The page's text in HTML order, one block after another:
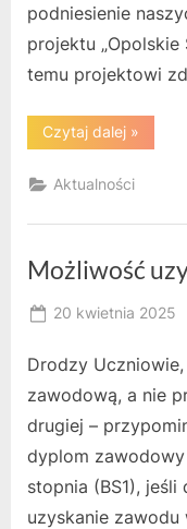
podniesienie
projektu
temu projektowi
Czytaj dalej“Studia
»
Aktualności
Możliwość
Posted
20 kwietnia 2025
Drodzy
zawodową, a nie
drugiej –
dyplom
stopnia (BS1),
uzyskanie